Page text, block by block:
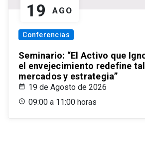
19 AGO
Conferencias
Seminario: “El Activo que
el envejecimiento redefine
mercados y estrategia”
19 de Agosto de 2026
09:00 a 11:00 horas